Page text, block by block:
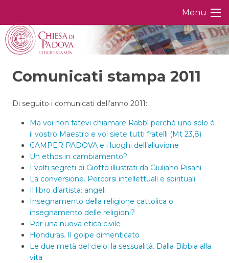
content
Menu
Comunicati stampa 2011
Di seguito i comunicati dell’anno 2011:
Ma voi non fatevi chiamare Rabbì perché uno solo è
il vostro Maestro e voi siete tutti fratelli (Mt 23,8)
CAMPER PADOVA e i luoghi dell’alluvione
Un ethos in cambiamento?
I volti segreti di Giotto illustrati da Giuliano Pisani
La conversione. Percorsi intellettuali e spirituali
Il libro d’artista: angeli
Insegnamento della religione cattolica o
insegnamento delle religioni?
Per una nuova etica civile
Honduras. Il golpe dimenticato
Le due metà del cielo: la sessualità. Dalla Bibbia alla
vita